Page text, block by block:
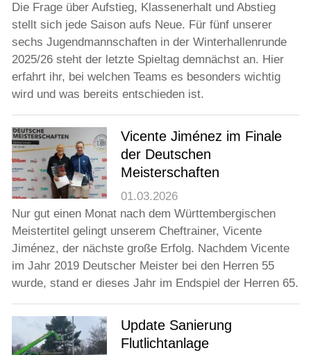
Die Frage über Aufstieg, Klassenerhalt und Abstieg
stellt sich jede Saison aufs Neue. Für fünf unserer
sechs Jugendmannschaften in der Winterhallenrunde
2025/26 steht der letzte Spieltag demnächst an. Hier
erfahrt ihr, bei welchen Teams es besonders wichtig
wird und was bereits entschieden ist.
Vicente Jiménez im Finale
der Deutschen
Meisterschaften
01.03.2026
Nur gut einen Monat nach dem Württembergischen
Meistertitel gelingt unserem Cheftrainer, Vicente
Jiménez, der nächste große Erfolg. Nachdem Vicente
im Jahr 2019 Deutscher Meister bei den Herren 55
wurde, stand er dieses Jahr im Endspiel der Herren 65.
Update Sanierung
Flutlichtanlage